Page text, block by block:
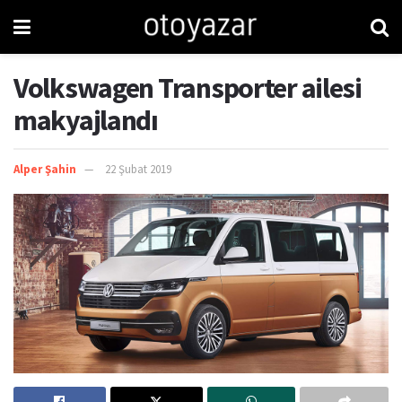
Volkswagen Transporter ailesi
makyajlandı
Alper Şahin 22 Şubat 2019